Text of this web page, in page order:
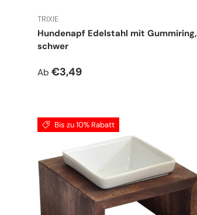
TRIXIE
Hundenapf Edelstahl mit Gummiring,
schwer
Normaler Preis
Ab €3,49
Bis zu 10% Rabatt